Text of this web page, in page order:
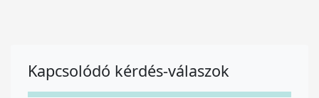
Kapcsolódó kérdés-válaszok